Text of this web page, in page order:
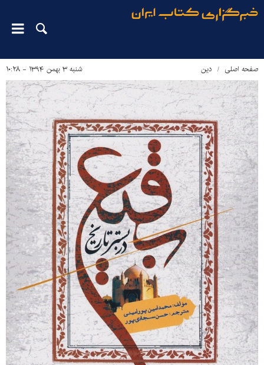
صفحه اصلی دین‌ شنبه ۳ بهمن ۱۳۹۴ - ۱۰:۲۸